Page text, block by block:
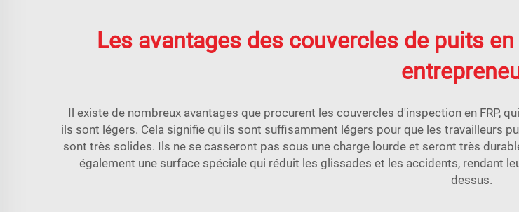
Les avantages des couvercles de puits
Il existe de nombreux avantages que procurent les couvercles d'inspection en FRP,
ils sont légers. Cela signifie qu'ils sont suffisamment légers pour que les travailleurs
sont très solides. Ils ne se casseront pas sous une charge lourde et seront très
également une surface spéciale qui réduit les glissades et les accidents, rendant
dessus.